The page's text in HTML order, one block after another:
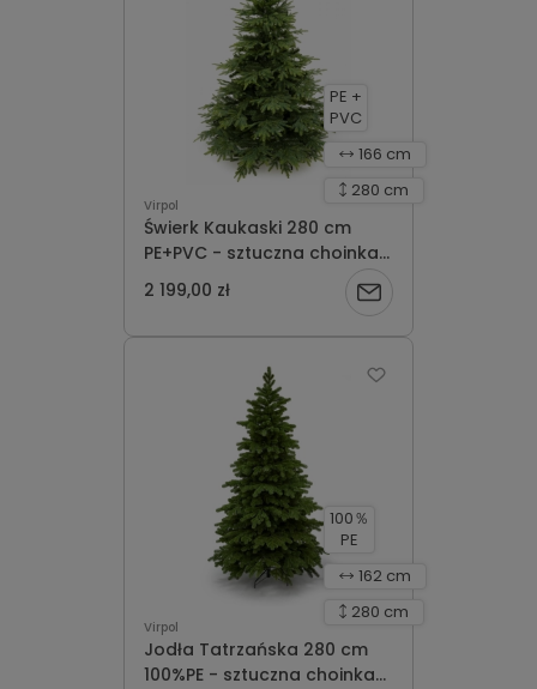
Virpol
Świerk Kaukaski 280 cm
PE+PVC - sztuczna choinka
dostępna na zamówienie-
realizacja 3 dni robocze
2 199,00 zł
280 cm
166 cm
PE +
PVC
Powiadom
o
dostępności
Virpol
Jodła Tatrzańska 280 cm
100%PE - sztuczna choinka
280 cm
162 cm
100％
PE